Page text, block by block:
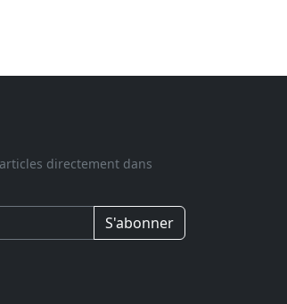
directement dans
S'abonner